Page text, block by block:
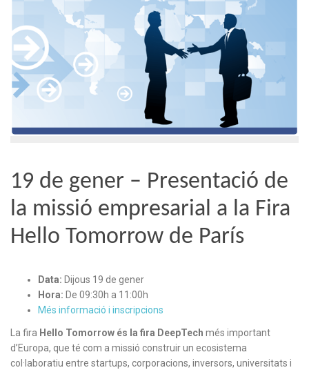
19 de gener – Presentació de
la missió empresarial a la Fira
Hello Tomorrow de París
Data: Dijous 19 de gener
Hora: De 09:30h a 11:00h
Més informació i inscripcions
La fira Hello Tomorrow és la fira DeepTech més important
d’Europa, que té com a missió construir un ecosistema
col·laboratiu entre startups, corporacions, inversors, universitats i